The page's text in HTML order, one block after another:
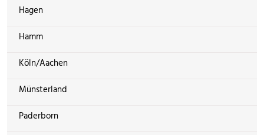
Hagen
Hamm
Köln/Aachen
Münsterland
Paderborn